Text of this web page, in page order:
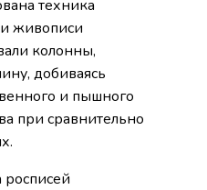
техника
живописи
колонны,
добиваясь
и пышного
при сравнительно